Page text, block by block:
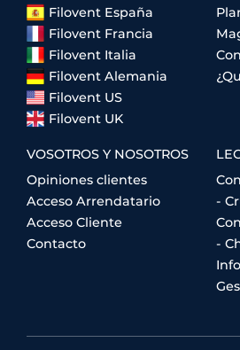
Filovent España
Filovent Francia
Filovent Italia
Filovent Alemania
Filovent US
Filovent UK
VOSOTROS Y NOSOTROS
Opiniones clientes
Acceso Arrendatario
Acceso Cliente
Contacto
-
-